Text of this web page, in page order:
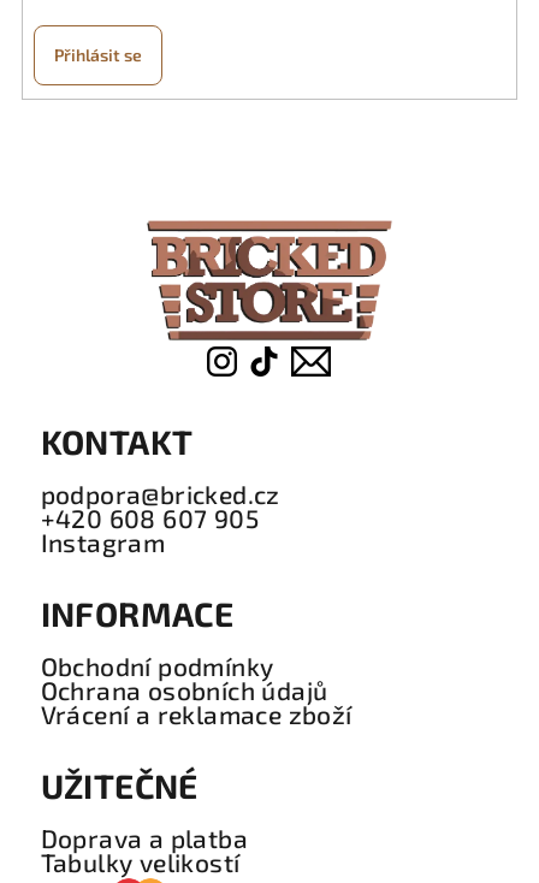
Přihlásit se
KONTAKT
podpora@bricked.cz
+420 608 607 905
Instagram
INFORMACE
Obchodní podmínky
Ochrana osobních údajů
Vrácení a reklamace zboží
UŽITEČNÉ
Doprava a platba
Tabulky velikostí